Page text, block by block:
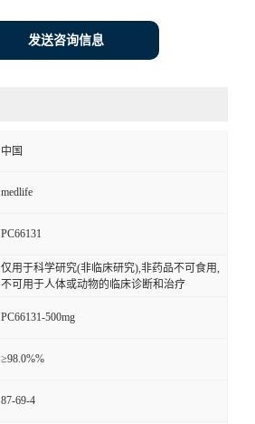
发送咨询信息
中国
medlife
PC66131
仅用于科学研究(非临床研究),非药品不可食用,
不可用于人体或动物的临床诊断和治疗
PC66131-500mg
≥98.0%%
87-69-4